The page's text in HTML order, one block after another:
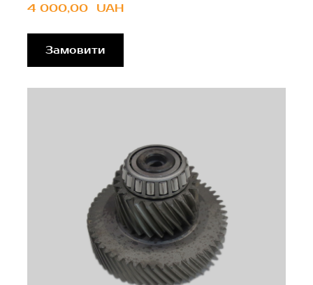
4 000,00  UAH
Замовити